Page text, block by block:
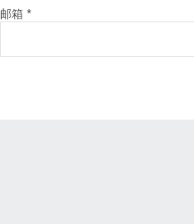
邮箱 *